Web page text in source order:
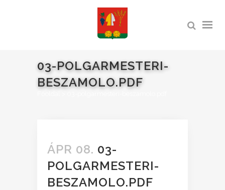
03-POLGARMESTERI-
BESZAMOLO.PDF
ÁPR 08. 03-
POLGARMESTERI-
BESZAMOLO.PDF